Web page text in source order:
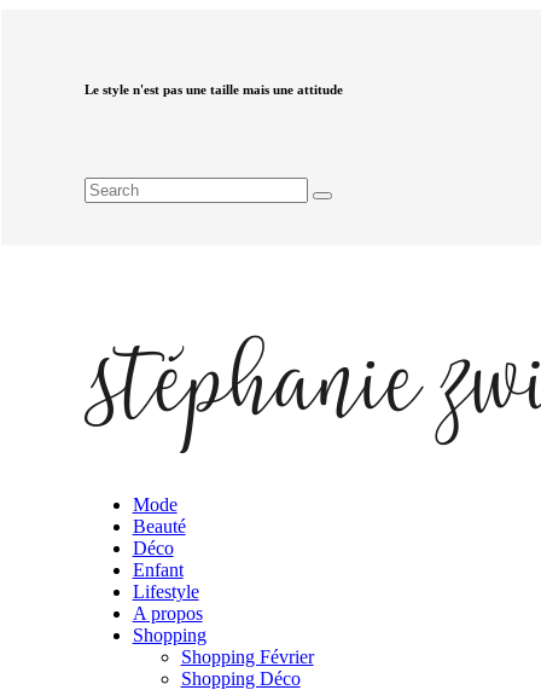
Le style n'est pas une taille mais une attitude
Mode
Beauté
Déco
Enfant
Lifestyle
A propos
Shopping
Shopping Février
Shopping Déco